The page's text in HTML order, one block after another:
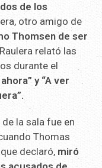
de los
otro amigo de
Thomsen de ser
relató las
durante el
y “A ver
la sala fue en
Thomas
declaró, miró